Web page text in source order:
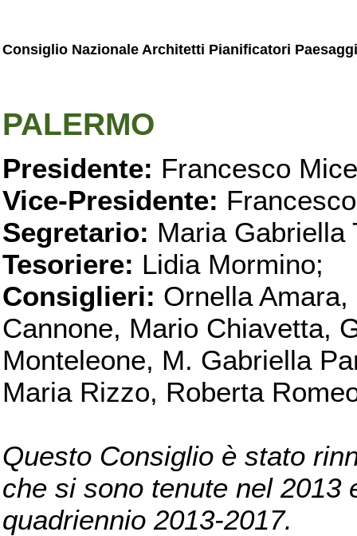
Consiglio Nazionale Architetti Pianificatori
PALERMO
Presidente: Francesco
Vice-Presidente:
Segretario: Maria Gabriella
Tesoriere: Lidia Mormino;
Consiglieri: Ornella
Cannone, Mario Chiavetta,
Monteleone, M. Gabriella
Maria Rizzo, Roberta
Questo Consiglio è stato
che si sono tenute nel 2013
quadriennio 2013-2017.